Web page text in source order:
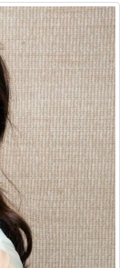
划有限公司
言的工作流程
】报价表